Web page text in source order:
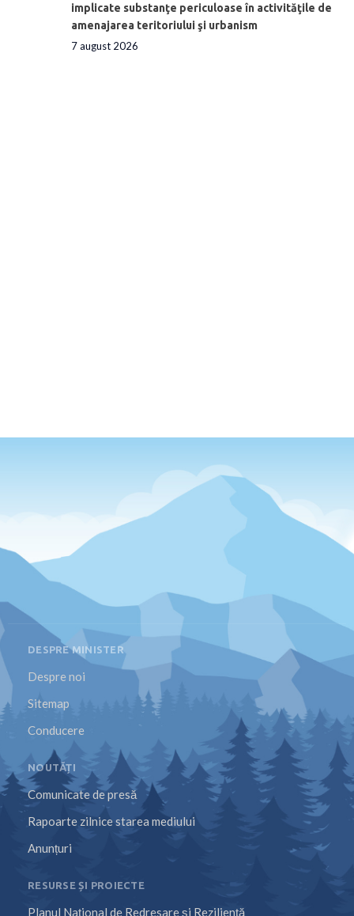
implicate substanţe periculoase în activităţile de
amenajarea teritoriului şi urbanism
7 august 2026
DESPRE MINISTER
Despre noi
Sitemap
Conducere
NOUTĂȚI
Comunicate de presă
Rapoarte zilnice starea mediului
Anunțuri
RESURSE ȘI PROIECTE
Planul Național de Redresare și Reziliență